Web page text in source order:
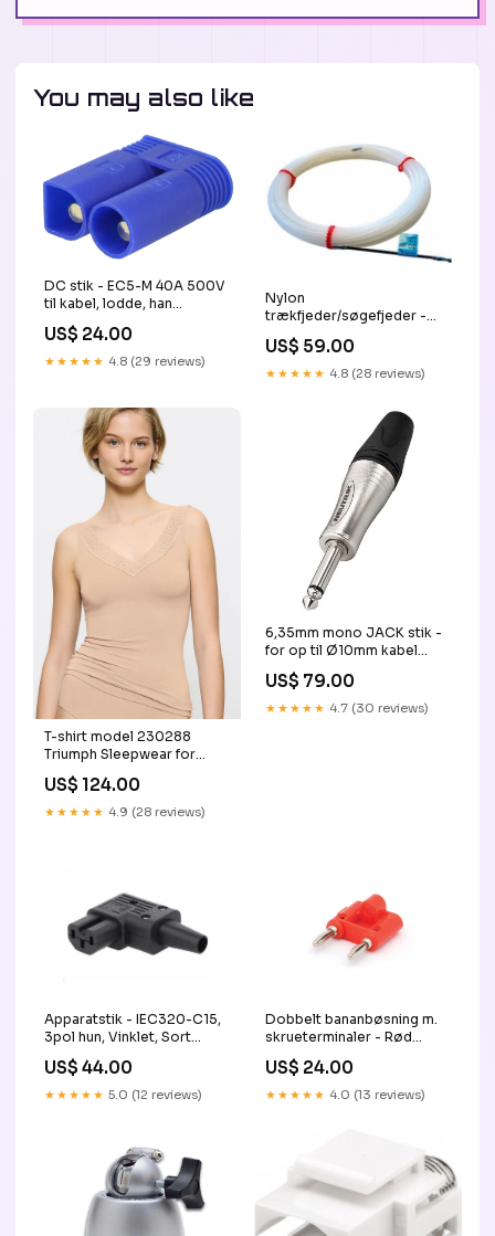
You may also like
DC stik - EC5-M 40A 500V
til kabel, lodde, han
US$ 24.00
★★★★★ 4.8 (29 reviews)
Nylon
trækfjeder/søgefjeder -
US$ 59.00
★★★★★ 4.8 (28 reviews)
T-shirt model 230288
Triumph Sleepwear for
Size
US$ 124.00
★★★★★ 4.9 (28 reviews)
6,35mm mono JACK stik -
for op til Ø10mm kabel
US$ 79.00
★★★★★ 4.7 (30 reviews)
Apparatstik - IEC320-C15,
3pol hun, Vinklet, Sort
US$ 44.00
★★★★★ 5.0 (12 reviews)
Dobbelt bananbøsning m.
skrueterminaler - Rød
US$ 24.00
★★★★★ 4.0 (13 reviews)